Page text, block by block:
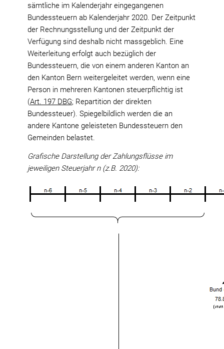
sämtliche im Kalenderjahr eingegangenen
Bundessteuern ab Kalenderjahr 2020. Der Zeitpunkt
der Rechnungsstellung und der Zeitpunkt der
Verfügung sind deshalb nicht massgeblich. Eine
Weiterleitung erfolgt auch bezüglich der
Bundessteuern, die von einem anderen Kanton an
den Kanton Bern weitergeleitet werden, wenn eine
Person in mehreren Kantonen steuerpflichtig ist
(Art. 197 DBG; Repartition der direkten
Bundessteuer). Spiegelbildlich werden die an
andere Kantone geleisteten Bundessteuern den
Gemeinden belastet.
Grafische Darstellung der Zahlungsflüsse im
jeweiligen Steuerjahr n (z.B. 2020):